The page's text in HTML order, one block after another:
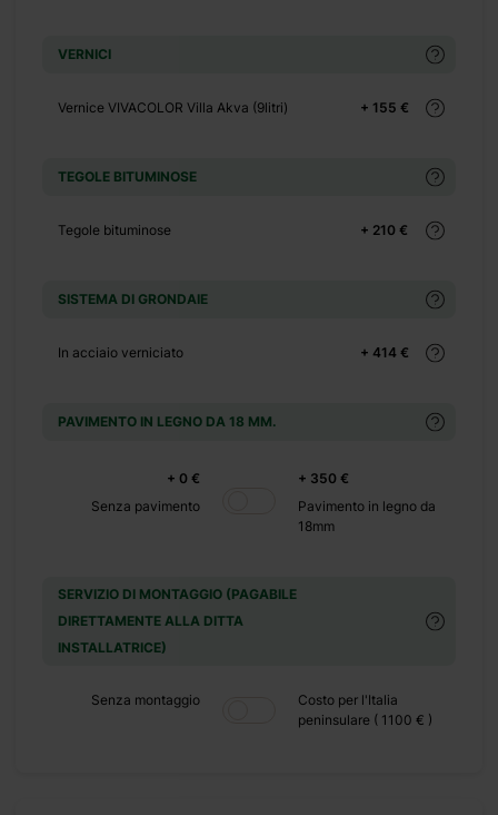
VERNICI
+ 155 €
Vernice VIVACOLOR Villa Akva (9litri)
TEGOLE BITUMINOSE
+ 210 €
Tegole bituminose
SISTEMA DI GRONDAIE
+ 414 €
In acciaio verniciato
PAVIMENTO IN LEGNO DA 18 MM.
+ 0 €
Senza pavimento
+ 350 €
Pavimento in legno da
18mm
SERVIZIO DI MONTAGGIO (PAGABILE
DIRETTAMENTE ALLA DITTA
INSTALLATRICE)
Senza montaggio
Costo per l'Italia
peninsulare ( 1100 € )
+ 0 €
+ 500 €
+ 0 €
+ 480 €
+ 0 €
+ 0 €